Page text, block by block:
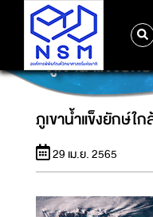
ภูเขาน้ำแข็งยัก
ภูเขาน้ำแข็งยักษ์ใก
29 เม.ย. 2565